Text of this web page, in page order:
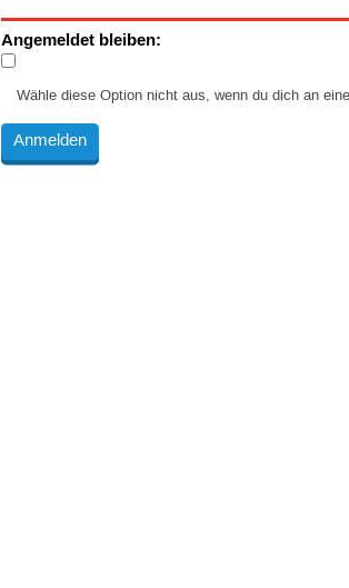
Angemeldet bleiben:
Wähle diese Option nicht aus, wenn du dich an